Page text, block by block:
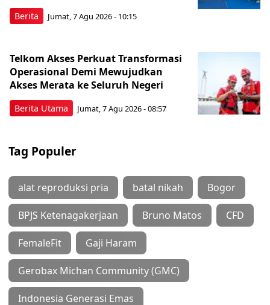
Berita Jumat, 7 Agu 2026 - 10:15
Berita Utama
Telkom Akses Perkuat Transformasi
Operasional Demi Mewujudkan
Akses Merata ke Seluruh Negeri
Jumat, 7 Agu 2026 - 08:57
Tag Populer
alat reproduksi pria batal nikah Bogor
BPJS Ketenagakerjaan Bruno Matos CFD
FemaleFit Gaji Haram
Gerobax Michan Community (GMC)
Indonesia Generasi Emas